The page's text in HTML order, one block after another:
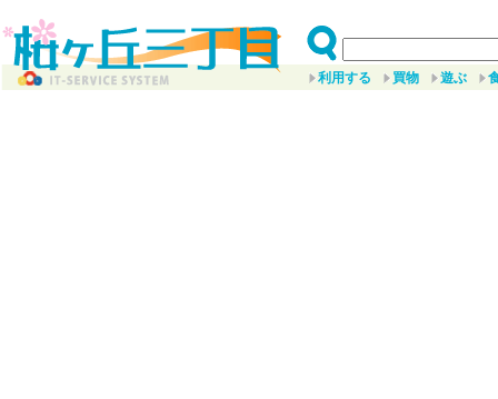
利用する 買物 遊ぶ